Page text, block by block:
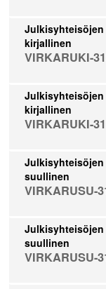
kirjallinen
VIRKARUKI-
kirjallinen
VIRKARUKI-
suullinen
VIRKARUSU-
suullinen
VIRKARUSU-